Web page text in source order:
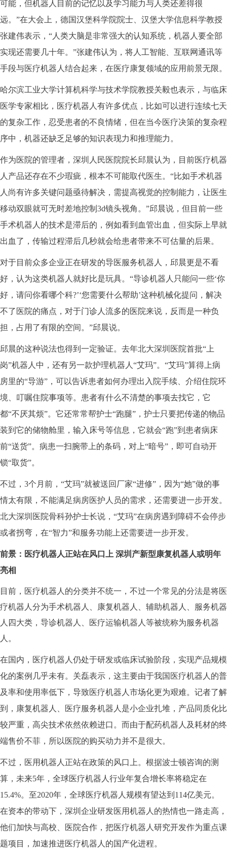
可能，但机器人目前的记忆以及学习能力与人类还差得很
远。”在大会上，德国汉堡科学院院士、汉堡大学信息科学教授
张建伟表示，“人类大脑是非常强大的认知系统，机器人要全部
实现还需要几十年。”张建伟认为，将人工智能、互联网通讯等
手段与医疗机器人结合起来，在医疗康复领域的应用前景无限。
哈尔滨工业大学计算机科学与技术学院教授关毅也表示，与临床
医学专家相比，医疗机器人有许多优点，比如可以进行连续七天
的复杂工作，忍受患者的不良情绪，但在当今医疗决策的复杂程
序中，机器还缺乏足够的知识表现力和推理能力。
作为医院的管理者，深圳人民医院院长邱晨认为，目前医疗机器
人产品还存在不少瑕疵，根本不可能取代医生。“比如手术机器
人尚有许多关键问题亟待解决，需提高视觉的控制能力，让医生
移动双眼就可无时差地控制3d镜头视角。”邱晨说，但目前一些
手术机器人的技术是滞后的，例如看到血管出血，但实际上早就
出血了，传输过程滞后几秒就会给患者带来不可估量的后果。
对于目前众多企业正在研发的导医服务机器人，邱晨更是不看
好，认为这类机器人就好比是玩具。“导诊机器人只能问一些‘你
好，请问你看哪个科?’‘您需要什么帮助’这种机械化提问，解决
不了医院的痛点，对于门诊人流多的医院来说，反而是一种负
担，占用了有限的空间。”邱晨说。
邱晨的这种说法也得到一定验证。去年北大深圳医院首批“上
岗”机器人中，还有另一款护理机器人“艾玛”。“艾玛”算得上病
房里的“导游”，可以告诉患者如何办理出入院手续、介绍住院环
境、叮嘱住院事项等。患者有什么不清楚的事项去找它，它
都“不厌其烦”。它还常常帮护士“跑腿”，护士只要把传递的物品
装到它的储物舱里，输入床号等信息，它就会“跑”到患者病床
前“送货”。病患一扫腕带上的条码，对上“暗号”，即可自动开
锁“取货”。
不过，3个月前，“艾玛”就被送回厂家“进修”，因为“她”做的事
情太有限，不能满足病房医护人员的需求，还需要进一步开发。
北大深圳医院骨科孙护士长说，“艾玛”在病房遇到障碍不会停步
或者拐弯，在“智力”和服务功能上还需要进一步开发。
前景：医疗机器人正站在风口上 深圳产新型康复机器人或明年
亮相
目前，医疗机器人的分类并不统一，不过一个常见的分法是将医
疗机器人分为手术机器人、康复机器人、辅助机器人、服务机器
人四大类，导诊机器人、医疗运输机器人等被统称为服务机器
人。
在国内，医疗机器人仍处于研发或临床试验阶段，实现产品规模
化的案例几乎未有。关磊表示，这主要由于我国医疗机器人的普
及率和使用率低下，导致医疗机器人市场化更为艰难。记者了解
到，康复机器人、医疗服务机器人是小企业扎堆，产品同质化比
较严重，高尖技术依然依赖进口。而由于配药机器人及耗材的终
端售价不菲，所以医院的购买动力并不是很大。
不过，医用机器人正站在政策的风口上。根据波士顿咨询的测
算，未来5年，全球医疗机器人行业年复合增长率将稳定在
15.4%。至2020年，全球医疗机器人规模有望达到114亿美元。
在资本的带动下，深圳企业研发医用机器人的热情也一路走高，
他们加快与高校、医院合作，把医疗机器人研究开发作为重点课
题项目，加速推进医疗机器人的国产化进程。